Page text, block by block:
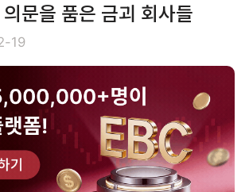
문을 품은 금괴 회사들
19